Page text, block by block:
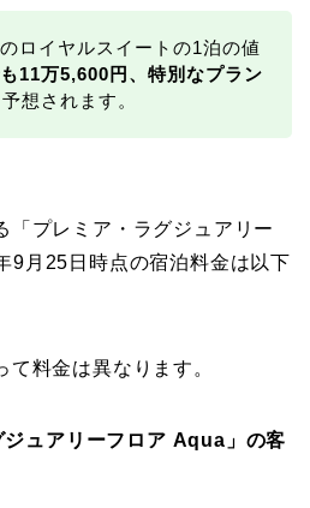
ロイヤルスイートの1泊の値
11万5,600円、特別なプラン
想されます。
「プレミア・ラグジュアリー
9月25日時点の宿泊料金は以下
料金は異なります。
ジュアリーフロア Aqua」の客